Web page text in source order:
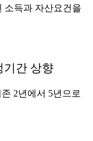
소득과 자산요건을
기간 상향
2년에서 5년으로